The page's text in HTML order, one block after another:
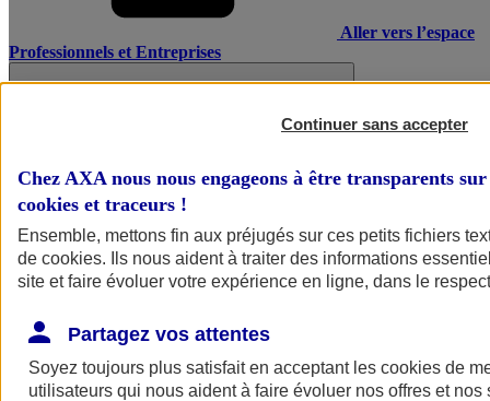
Aller vers l’espace
Professionnels et Entreprises
Continuer sans accepter
Chez AXA nous nous engageons à être transparents
cookies et traceurs !
Ensemble, mettons fin aux préjugés sur ces petits fichiers
de cookies. Ils nous aident à traiter des informations
site et faire évoluer votre expérience en ligne, dans le
Partagez vos attentes
Soyez toujours plus satisfait en acceptant les cookies de
utilisateurs qui nous aident à faire évoluer nos offres et nos